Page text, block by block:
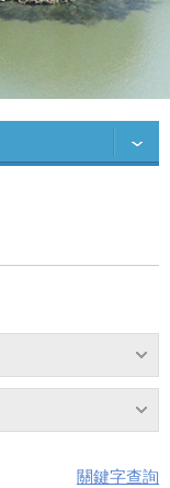
關鍵字查詢